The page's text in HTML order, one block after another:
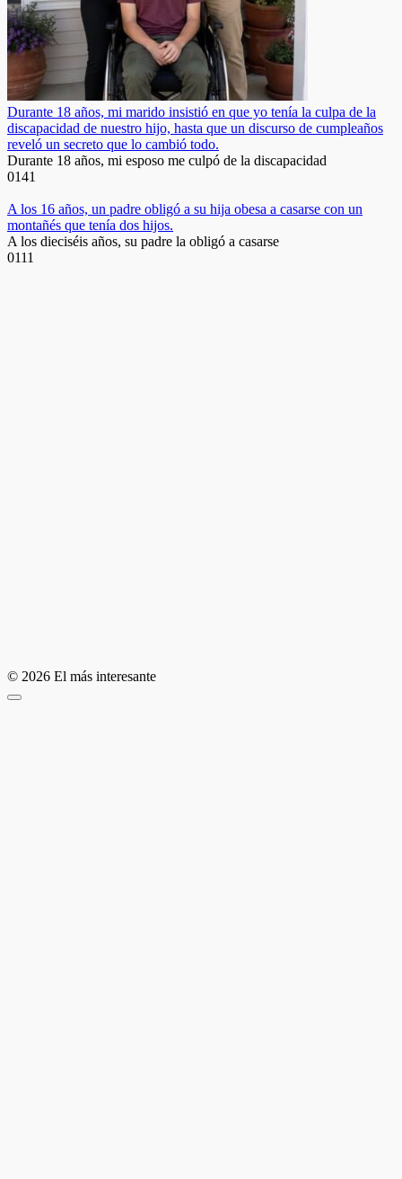
Durante 18 años, mi marido insistió en que yo tenía la culpa de la
discapacidad de nuestro hijo, hasta que un discurso de cumpleaños
reveló un secreto que lo cambió todo.
Durante 18 años, mi esposo me culpó de la discapacidad
0141
A los 16 años, un padre obligó a su hija obesa a casarse con un
montañés que tenía dos hijos.
A los dieciséis años, su padre la obligó a casarse
0111
© 2026 El más interesante